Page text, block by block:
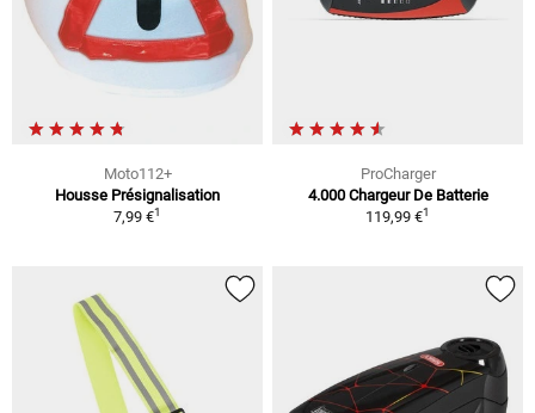
Moto112+
Housse Présignalisation
7,99 €1
ProCharger
4.000 Chargeur De Batterie
119,99 €1